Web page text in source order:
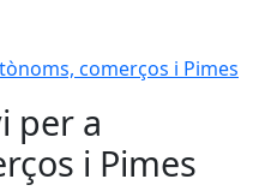
comerços i Pimes
per a
i Pimes